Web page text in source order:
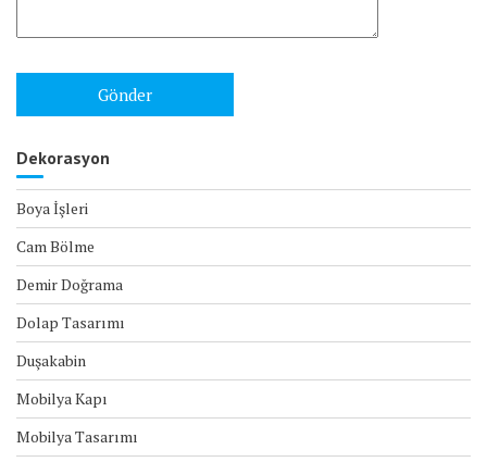
Dekorasyon
Boya İşleri
Cam Bölme
Demir Doğrama
Dolap Tasarımı
Duşakabin
Mobilya Kapı
Mobilya Tasarımı